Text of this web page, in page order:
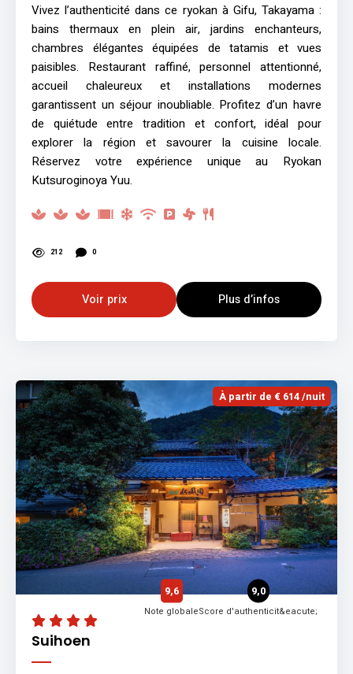
Vivez l’authenticité dans ce ryokan à Gifu, Takayama :
bains thermaux en plein air, jardins enchanteurs,
chambres élégantes équipées de tatamis et vues
paisibles. Restaurant raffiné, personnel attentionné,
accueil chaleureux et installations modernes
garantissent un séjour inoubliable. Profitez d’un havre
de quiétude entre tradition et confort, idéal pour
explorer la région et savourer la cuisine locale.
Réservez votre expérience unique au Ryokan
Kutsuroginoya Yuu.
212 0
Voir prix Plus d’infos
À partir de € 614 /nuit
Suihoen
9,6
Note globale
9,0
Score d'authenticit&eacute;